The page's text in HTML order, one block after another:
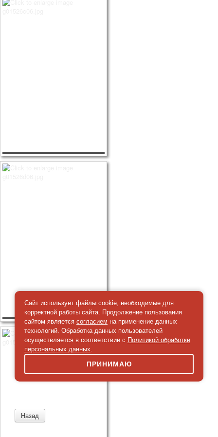
Сайт использует файлы cookie, необходимые для
корректной работы сайта. Продолжение пользования
сайтом является согласием на применение данных
технологий. Обработка данных пользователей
осуществляется в соответствии с Политикой обработки
персональных данных.
ПРИНИМАЮ